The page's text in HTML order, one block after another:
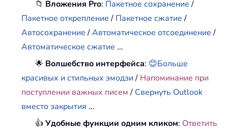
📁 Вложения Pro: Пакетное сохранение/
Пакетное открепление/ Пакетное сжатие/
Автосохранение/Автоматическое отсоединение/
Автоматическое сжатие ...
🌟 Волшебство интерфейса: 😊Больше
красивых и стильных эмодзи/ Напоминание при
поступлении важных писем/ Свернуть Outlook
вместо закрытия ...
👍Удобные функции одним кликом: Ответить